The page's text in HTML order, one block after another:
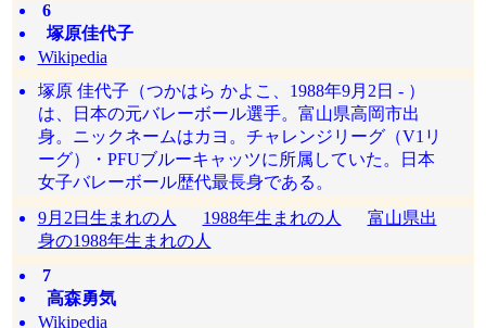
6
塚原佳代子
Wikipedia
塚原 佳代子（つかはら かよこ、1988年9月2日 - ）
は、日本の元バレーボール選手。富山県高岡市出
身。ニックネームはカヨ。チャレンジリーグ（V1リ
ーグ）・PFUブルーキャッツに所属していた。日本
女子バレーボール歴代最長身である。
9月2日生まれの人
1988年生まれの人
富山県出
身の1988年生まれの人
7
高森勇気
Wikipedia